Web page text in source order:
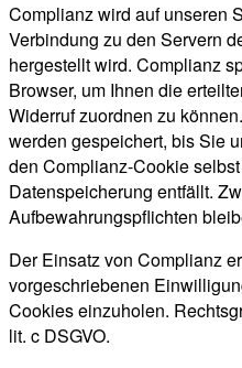
Complianz wird auf unseren
Verbindung zu den Servern
hergestellt wird. Complianz
Browser, um Ihnen die
Widerruf zuordnen zu
werden gespeichert, bis Sie
den Complianz-Cookie
Datenspeicherung entfällt.
Aufbewahrungspflichten
Der Einsatz von Complianz
vorgeschriebenen
Cookies einzuholen.
lit. c DSGVO.